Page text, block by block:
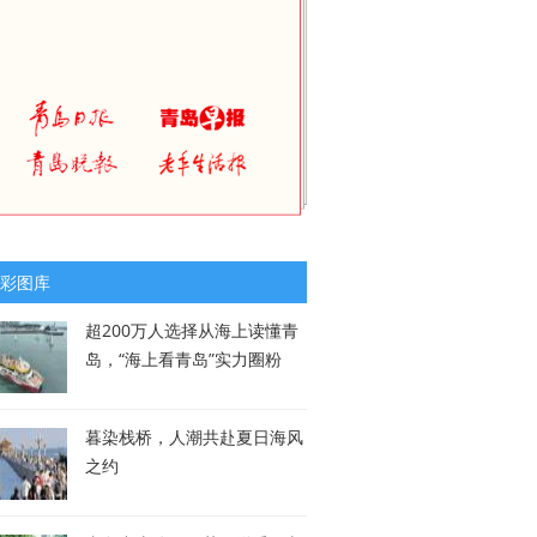
图库
超200万人选择从海上读懂青
岛，“海上看青岛”实力圈粉
暮染栈桥，人潮共赴夏日海风
之约